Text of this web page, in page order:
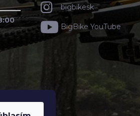
bigbikesk
BigBike YouTube